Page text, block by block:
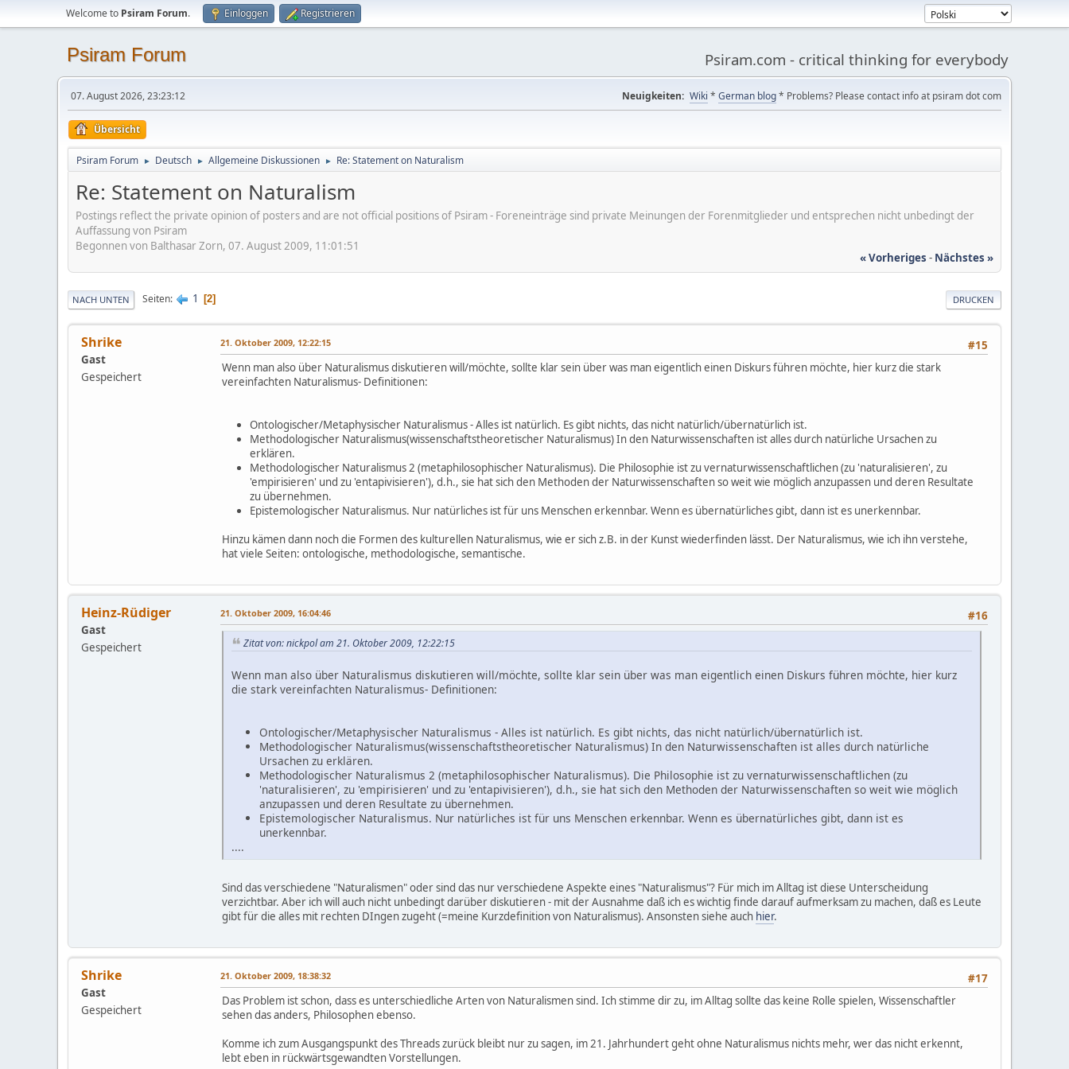
Welcome to Psiram Forum. Einloggen Registrieren
Psiram Forum Psiram.com - critical thinking for everybody
07. August 2026, 23:23:12 Neuigkeiten: Wiki * German blog* Problems? Please contact info at psiram dot com
Übersicht
Psiram Forum ► Deutsch ► Allgemeine Diskussionen ► Re: Statement on Naturalism
Re: Statement on Naturalism
Postings reflect the private opinion of posters and are not official positions of Psiram - Foreneinträge sind private Meinungen der Forenmitglieder und entsprechen nicht unbedingt der
Auffassung von Psiram
Begonnen von Balthasar Zorn, 07. August 2009, 11:01:51
« Vorheriges - Nächstes »
DRUCKEN
NACH UNTEN Seiten 1 2
Shrike
Gast
Gespeichert
#15
21. Oktober 2009, 12:22:15
Wenn man also über Naturalismus diskutieren will/möchte, sollte klar sein über was man eigentlich einen Diskurs führen möchte, hier kurz die stark
vereinfachten Naturalismus- Definitionen:
Ontologischer/Metaphysischer Naturalismus - Alles ist natürlich. Es gibt nichts, das nicht natürlich/übernatürlich ist.
Methodologischer Naturalismus(wissenschaftstheoretischer Naturalismus) In den Naturwissenschaften ist alles durch natürliche Ursachen zu
erklären.
Methodologischer Naturalismus 2 (metaphilosophischer Naturalismus). Die Philosophie ist zu vernaturwissenschaftlichen (zu 'naturalisieren', zu
'empirisieren' und zu 'entapivisieren'), d.h., sie hat sich den Methoden der Naturwissenschaften so weit wie möglich anzupassen und deren Resultate
zu übernehmen.
Epistemologischer Naturalismus. Nur natürliches ist für uns Menschen erkennbar. Wenn es übernatürliches gibt, dann ist es unerkennbar.
Hinzu kämen dann noch die Formen des kulturellen Naturalismus, wie er sich z.B. in der Kunst wiederfinden lässt. Der Naturalismus, wie ich ihn verstehe,
hat viele Seiten: ontologische, methodologische, semantische.
Heinz-Rüdiger
Gast
Gespeichert
#16
21. Oktober 2009, 16:04:46
Zitat von: nickpol am 21. Oktober 2009, 12:22:15
Wenn man also über Naturalismus diskutieren will/möchte, sollte klar sein über was man eigentlich einen Diskurs führen möchte, hier kurz
die stark vereinfachten Naturalismus- Definitionen:
Ontologischer/Metaphysischer Naturalismus - Alles ist natürlich. Es gibt nichts, das nicht natürlich/übernatürlich ist.
Methodologischer Naturalismus(wissenschaftstheoretischer Naturalismus) In den Naturwissenschaften ist alles durch natürliche
Ursachen zu erklären.
Methodologischer Naturalismus 2 (metaphilosophischer Naturalismus). Die Philosophie ist zu vernaturwissenschaftlichen (zu
'naturalisieren', zu 'empirisieren' und zu 'entapivisieren'), d.h., sie hat sich den Methoden der Naturwissenschaften so weit wie möglich
anzupassen und deren Resultate zu übernehmen.
Epistemologischer Naturalismus. Nur natürliches ist für uns Menschen erkennbar. Wenn es übernatürliches gibt, dann ist es
unerkennbar.
....
Sind das verschiedene "Naturalismen" oder sind das nur verschiedene Aspekte eines "Naturalismus"? Für mich im Alltag ist diese Unterscheidung
verzichtbar. Aber ich will auch nicht unbedingt darüber diskutieren - mit der Ausnahme daß ich es wichtig finde darauf aufmerksam zu machen, daß es Leute
gibt für die alles mit rechten DIngen zugeht (=meine Kurzdefinition von Naturalismus). Ansonsten siehe auch hier.
Shrike
Gast
Gespeichert
#17
21. Oktober 2009, 18:38:32
Das Problem ist schon, dass es unterschiedliche Arten von Naturalismen sind. Ich stimme dir zu, im Alltag sollte das keine Rolle spielen, Wissenschaftler
sehen das anders, Philosophen ebenso.
Komme ich zum Ausgangspunkt des Threads zurück bleibt nur zu sagen, im 21. Jahrhundert geht ohne Naturalismus nichts mehr, wer das nicht erkennt,
lebt eben in rückwärtsgewandten Vorstellungen.